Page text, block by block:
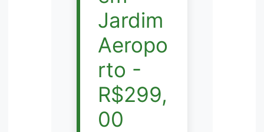
Jardim
Aeropo
rto -
R$299,
00